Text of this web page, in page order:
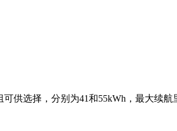
供选择，分别为41和55kWh，最大续航